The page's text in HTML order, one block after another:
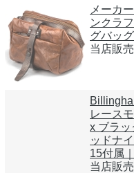
メーカ
ンクラ
グバッ
当店販
レース
x ブラッ
ッドナ
15付属
当店販